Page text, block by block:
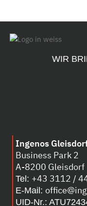
WIR
Ingenos
Business Park 2
A-8200 Gleisdorf
Tel: +43 3112 /
E-Mail:
UID-Nr.: